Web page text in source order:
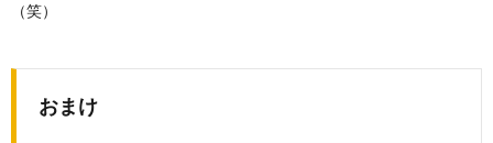
（笑）
おまけ